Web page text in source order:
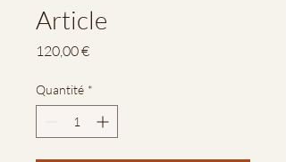
Article
120,00 €Prix
Quantité *